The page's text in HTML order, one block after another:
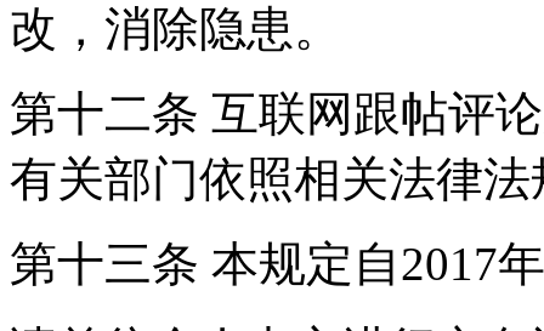
改，消除隐患。
第十二条 互联网跟帖评
有关部门依照相关法律
第十三条 本规定自2017